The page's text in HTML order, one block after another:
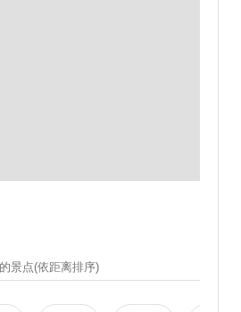
景点(依距离排序)